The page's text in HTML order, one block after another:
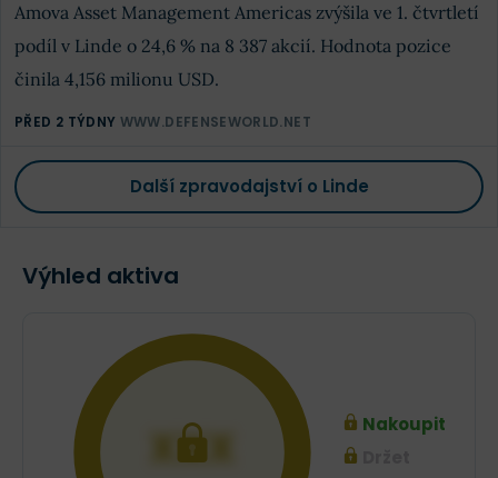
Amova Asset Management Americas zvýšila ve 1. čtvrtletí
podíl v Linde o 24,6 % na 8 387 akcií. Hodnota pozice
činila 4,156 milionu USD.
PŘED 2 TÝDNY WWW.DEFENSEWORLD.NET
Další zpravodajství o Linde
Výhled aktiva
XXX
Nakoupit